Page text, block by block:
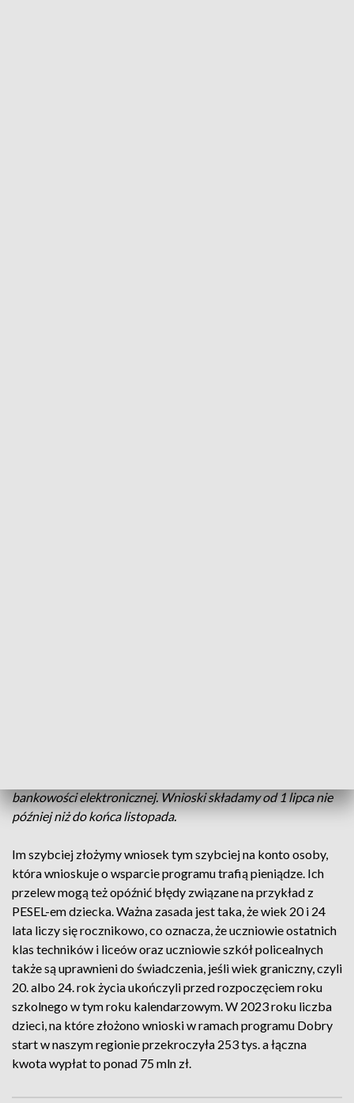
bankowości elektronicznej. Wnioski składamy od 1 lipca nie
później niż do końca listopada.
Im szybciej złożymy wniosek tym szybciej na konto osoby,
która wnioskuje o wsparcie programu trafią pieniądze. Ich
przelew mogą też opóźnić błędy związane na przykład z
PESEL-em dziecka. Ważna zasada jest taka, że wiek 20 i 24
lata liczy się rocznikowo, co oznacza, że uczniowie ostatnich
klas techników i liceów oraz uczniowie szkół policealnych
także są uprawnieni do świadczenia, jeśli wiek graniczny, czyli
20. albo 24. rok życia ukończyli przed rozpoczęciem roku
szkolnego w tym roku kalendarzowym. W 2023 roku liczba
dzieci, na które złożono wnioski w ramach programu Dobry
start w naszym regionie przekroczyła 253 tys. a łączna
kwota wypłat to ponad 75 mln zł.